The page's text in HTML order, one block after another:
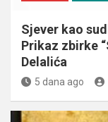
Sjever kao
Prikaz zbirke
Delalića
5 dana ago